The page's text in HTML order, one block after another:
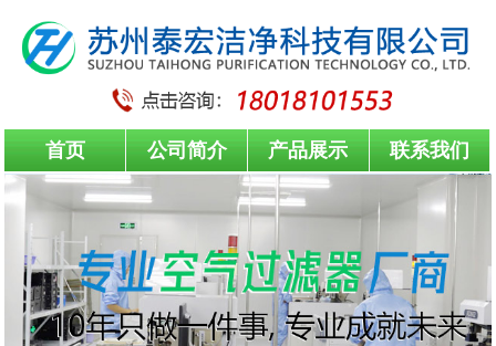
首页 公司简介 产品展示 联系我们